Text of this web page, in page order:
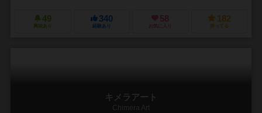
49
興味あり
340
経験あり
58
お気に入り
182
持ってる
キメラアート
Chimera Art